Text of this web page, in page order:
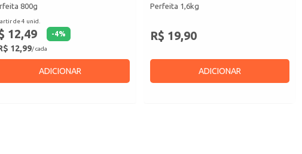
800g
de 4 unid.
12,49 -4%
12,99/ cada
ADICIONAR
Perfeita 1,6kg
R$ 19,90
ADICIONAR